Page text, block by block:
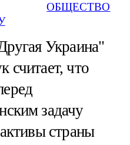
ОБЩЕСТВО
Украина"
считает, что
задачу
страны